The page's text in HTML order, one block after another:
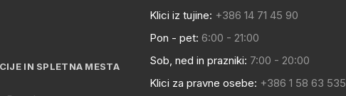
IN SPLETNA MESTA
Klici iz tujine: +386 14 71 45 90
Pon - pet: 6:00 - 21:00
Sob, ned in prazniki: 7:00 - 20:00
Klici za pravne osebe: +386 1 58 63 535